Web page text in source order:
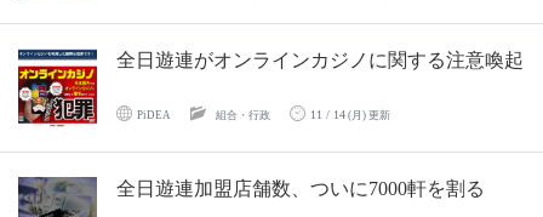
全日遊連がオンラインカジノに関する注意喚起
PiDEA 組合・行政 11 / 14(月) 更新
全日遊連加盟店舗数、ついに7000軒を割る